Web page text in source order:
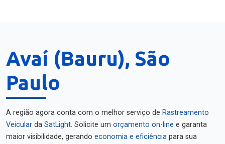
Avaí (Bauru), São
Paulo
A região agora conta com o melhor serviço de Rastreamento
Veicular da SatLight. Solicite um orçamento on-line e garanta
maior visibilidade, gerando economia e eficiência para sua